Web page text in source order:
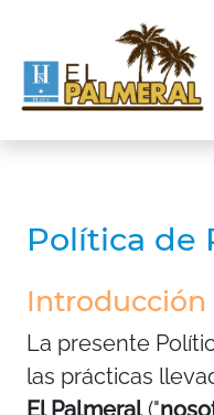
Política de
Introducción
La presente
las prácticas
El Palmeral("